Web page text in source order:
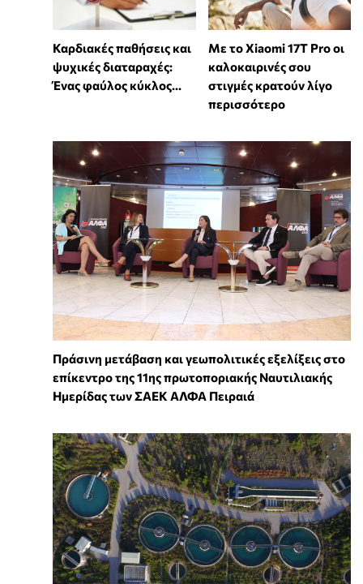
Καρδιακές παθήσεις και
ψυχικές διαταραχές:
Ένας φαύλος κύκλος...
Με το Xiaomi 17T Pro οι
καλοκαιρινές σου
στιγμές κρατούν λίγο
περισσότερο
Πράσινη μετάβαση και γεωπολιτικές εξελίξεις στο
επίκεντρο της 11ης πρωτοποριακής Ναυτιλιακής
Ημερίδας των ΣΑΕΚ ΑΛΦΑ Πειραιά